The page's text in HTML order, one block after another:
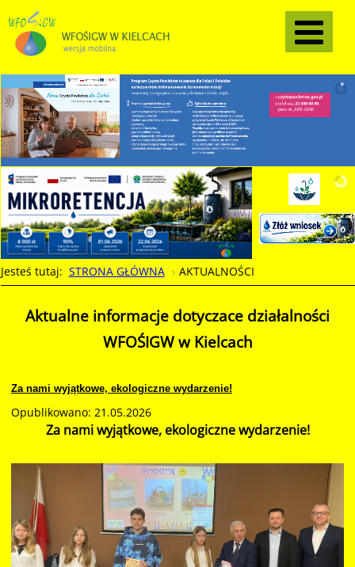
Jesteś tutaj: STRONA GŁÓWNA AKTUALNOŚCI
Aktualne informacje dotyczace działalności
WFOŚIGW w Kielcach
Za nami wyjątkowe, ekologiczne wydarzenie!
Opublikowano: 21.05.2026
Za nami wyjątkowe, ekologiczne wydarzenie!